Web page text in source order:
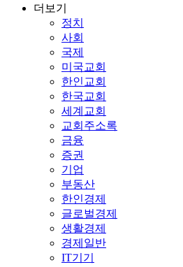
더보기
정치
사회
국제
미국교회
한인교회
한국교회
세계교회
교회주소록
금융
증권
기업
부동산
한인경제
글로벌경제
생활경제
경제일반
IT기기